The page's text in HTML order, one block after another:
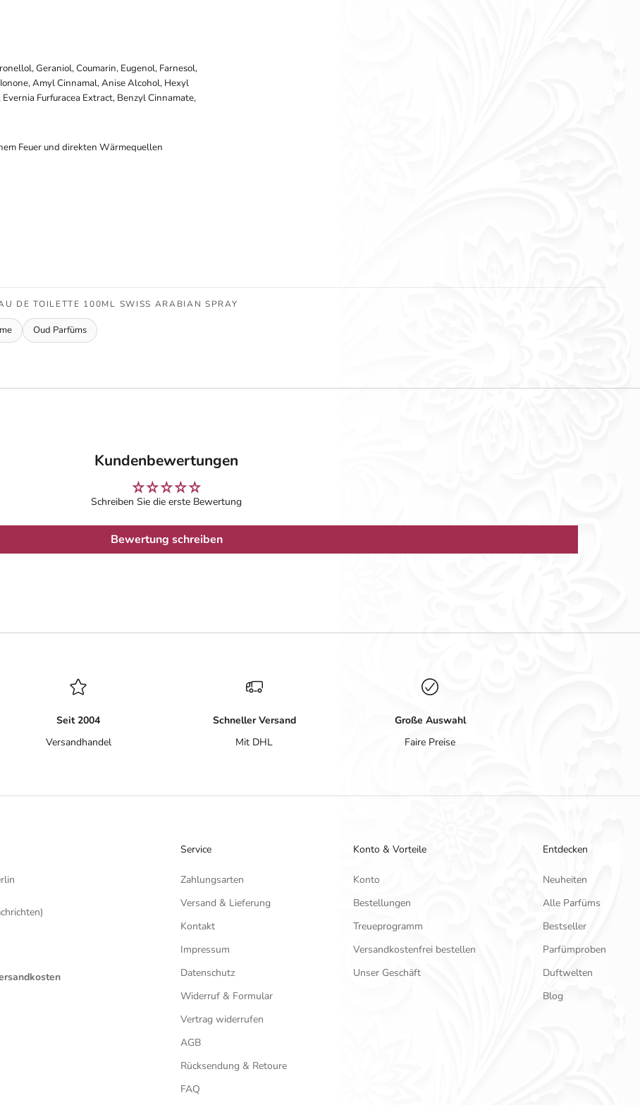
Geraniol, Coumarin, Eugenol, Farnesol,
Amyl Cinnamal, Anise Alcohol, Hexyl
Furfuracea Extract, Benzyl Cinnamate,
Feuer und direkten Wärmequellen
DE TOILETTE 100ML SWISS ARABIAN SPRAY
Oud Parfüms
Kundenbewertungen
Schreiben Sie die erste Bewertung
Bewertung schreiben
Seit 2004
Versandhandel
Schneller Versand
Mit DHL
Große Auswahl
Faire Preise
Service
Zahlungsarten
Versand & Lieferung
Kontakt
Impressum
Datenschutz
Widerruf & Formular
Vertrag widerrufen
AGB
Rücksendung & Retoure
FAQ
Konto & Vorteile
Konto
Bestellungen
Treueprogramm
Versandkostenfrei bestellen
Unser Geschäft
Entdecken
Neuheiten
Alle Parfüms
Bestseller
Parfümproben
Duftwelten
Blog